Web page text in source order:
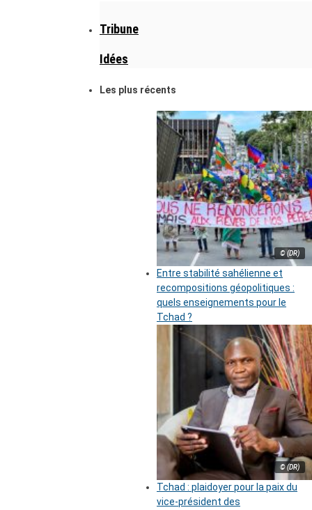
Tribune
Idées
Les plus récents
© (DR)
Entre stabilité sahélienne et
recompositions géopolitiques :
quels enseignements pour le
Tchad ?
© (DR)
Tchad : plaidoyer pour la paix du
vice-président des